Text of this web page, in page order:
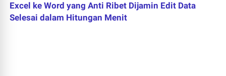
Excel ke Word yang Anti Ribet Dijamin Edit Data
Selesai dalam Hitungan Menit